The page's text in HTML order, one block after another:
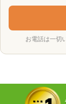
お電話は一切